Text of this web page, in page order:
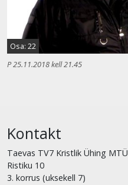
Osa: 22
P 25.11.2018 kell 21.45
Kontakt
Taevas TV7 Kristlik Ühing MTÜ
Ristiku 10
3. korrus (uksekell 7)